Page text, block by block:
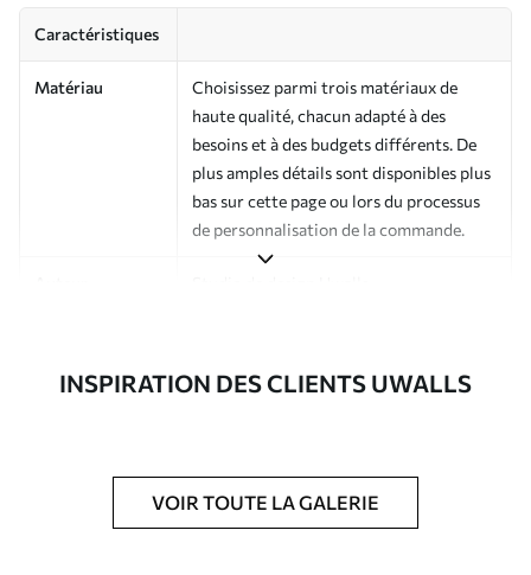
Caractéristiques
Matériau
Choisissez parmi trois matériaux de
haute qualité, chacun adapté à des
besoins et à des budgets différents. De
plus amples détails sont disponibles plus
bas sur cette page ou lors du processus
de personnalisation de la commande.
Finition Semi-mate
Vernis protecteur et/ou colle pour
INSPIRATION DES CLIENTS UWALLS
VOIR TOUTE LA GALERIE